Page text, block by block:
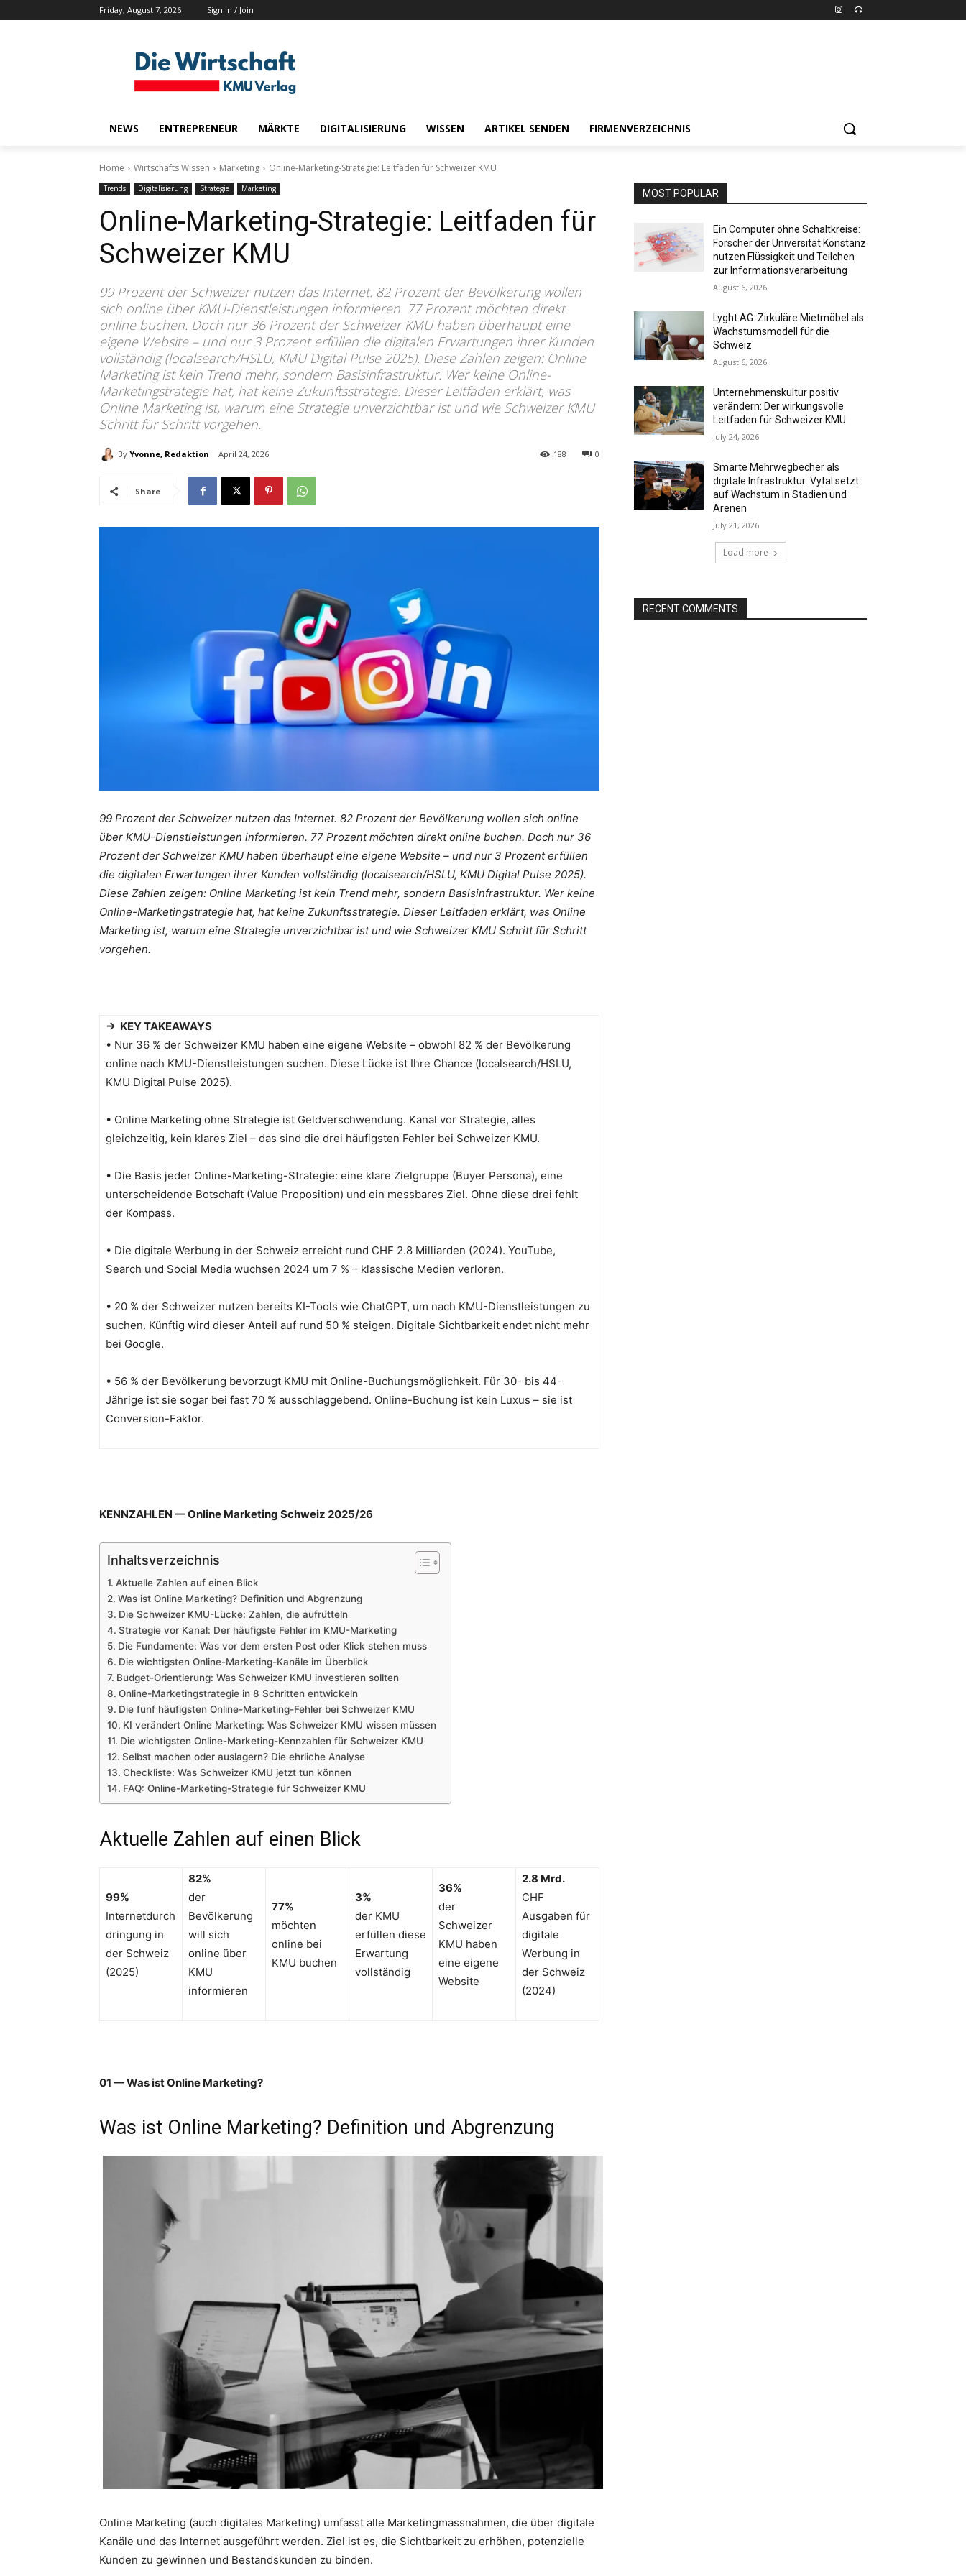
Friday, August 7, 2026 Sign in / Join
NEWS ENTREPRENEUR MÄRKTE DIGITALISIERUNG WISSEN ARTIKEL SENDEN FIRMENVERZEICHNIS
Home Wirtschafts Wissen Marketing Online-Marketing-Strategie: Leitfaden für Schweizer KMU
Trends Digitalisierung Strategie Marketing
Online-Marketing-Strategie: Leitfaden für
Schweizer KMU
99 Prozent der Schweizer nutzen das Internet. 82 Prozent der Bevölkerung wollen
sich online über KMU-Dienstleistungen informieren. 77 Prozent möchten direkt
online buchen. Doch nur 36 Prozent der Schweizer KMU haben überhaupt eine
eigene Website – und nur 3 Prozent erfüllen die digitalen Erwartungen ihrer Kunden
vollständig (localsearch/HSLU, KMU Digital Pulse 2025). Diese Zahlen zeigen: Online
Marketing ist kein Trend mehr, sondern Basisinfrastruktur. Wer keine Online-
Marketingstrategie hat, hat keine Zukunftsstrategie. Dieser Leitfaden erklärt, was
Online Marketing ist, warum eine Strategie unverzichtbar ist und wie Schweizer KMU
Schritt für Schritt vorgehen.
By Yvonne, Redaktion April 24, 2026 0
188
Share
99 Prozent der Schweizer nutzen das Internet. 82 Prozent der Bevölkerung wollen sich online
über KMU-Dienstleistungen informieren. 77 Prozent möchten direkt online buchen. Doch nur 36
Prozent der Schweizer KMU haben überhaupt eine eigene Website – und nur 3 Prozent erfüllen
die digitalen Erwartungen ihrer Kunden vollständig (localsearch/HSLU, KMU Digital Pulse 2025).
Diese Zahlen zeigen: Online Marketing ist kein Trend mehr, sondern Basisinfrastruktur. Wer keine
Online-Marketingstrategie hat, hat keine Zukunftsstrategie. Dieser Leitfaden erklärt, was Online
Marketing ist, warum eine Strategie unverzichtbar ist und wie Schweizer KMU Schritt für Schritt
vorgehen.
→ KEY TAKEAWAYS
• Nur 36 % der Schweizer KMU haben eine eigene Website – obwohl 82 % der Bevölkerung
online nach KMU-Dienstleistungen suchen. Diese Lücke ist Ihre Chance (localsearch/HSLU,
KMU Digital Pulse 2025).
• Online Marketing ohne Strategie ist Geldverschwendung. Kanal vor Strategie, alles
gleichzeitig, kein klares Ziel – das sind die drei häufigsten Fehler bei Schweizer KMU.
• Die Basis jeder Online-Marketing-Strategie: eine klare Zielgruppe (Buyer Persona), eine
unterscheidende Botschaft (Value Proposition) und ein messbares Ziel. Ohne diese drei fehlt
der Kompass.
• Die digitale Werbung in der Schweiz erreicht rund CHF 2.8 Milliarden (2024). YouTube,
Search und Social Media wuchsen 2024 um 7 % – klassische Medien verloren.
• 20 % der Schweizer nutzen bereits KI-Tools wie ChatGPT, um nach KMU-Dienstleistungen zu
suchen. Künftig wird dieser Anteil auf rund 50 % steigen. Digitale Sichtbarkeit endet nicht mehr
bei Google.
• 56 % der Bevölkerung bevorzugt KMU mit Online-Buchungsmöglichkeit. Für 30- bis 44-
Jährige ist sie sogar bei fast 70 % ausschlaggebend. Online-Buchung ist kein Luxus – sie ist
Conversion-Faktor.
KENNZAHLEN — Online Marketing Schweiz 2025/26
Inhaltsverzeichnis
Aktuelle Zahlen auf einen Blick
Was ist Online Marketing? Definition und Abgrenzung
Die Schweizer KMU-Lücke: Zahlen, die aufrütteln
Strategie vor Kanal: Der häufigste Fehler im KMU-Marketing
Die Fundamente: Was vor dem ersten Post oder Klick stehen muss
Die wichtigsten Online-Marketing-Kanäle im Überblick
Budget-Orientierung: Was Schweizer KMU investieren sollten
Online-Marketingstrategie in 8 Schritten entwickeln
Die fünf häufigsten Online-Marketing-Fehler bei Schweizer KMU
KI verändert Online Marketing: Was Schweizer KMU wissen müssen
Die wichtigsten Online-Marketing-Kennzahlen für Schweizer KMU
Selbst machen oder auslagern? Die ehrliche Analyse
Checkliste: Was Schweizer KMU jetzt tun können
FAQ: Online-Marketing-Strategie für Schweizer KMU
Aktuelle Zahlen auf einen Blick
99%
Internetdurch
dringung in
der Schweiz
(2025)
82%
der
Bevölkerung
will sich
online über
KMU
informieren
77%
möchten
online bei
KMU buchen
3%
der KMU
erfüllen diese
Erwartung
vollständig
36%
der
Schweizer
KMU haben
eine eigene
Website
2.8 Mrd.
CHF
Ausgaben für
digitale
Werbung in
der Schweiz
(2024)
01 — Was ist Online Marketing?
Was ist Online Marketing? Definition und Abgrenzung
Online Marketing (auch digitales Marketing) umfasst alle Marketingmassnahmen, die über digitale
Kanäle und das Internet ausgeführt werden. Ziel ist es, die Sichtbarkeit zu erhöhen, potenzielle
Kunden zu gewinnen und Bestandskunden zu binden.
MOST POPULAR
Ein Computer ohne Schaltkreise:
Forscher der Universität Konstanz
nutzen Flüssigkeit und Teilchen
zur Informationsverarbeitung
August 6, 2026
Lyght AG: Zirkuläre Mietmöbel als
Wachstumsmodell für die
Schweiz
August 6, 2026
Unternehmenskultur positiv
verändern: Der wirkungsvolle
Leitfaden für Schweizer KMU
July 24, 2026
Smarte Mehrwegbecher als
digitale Infrastruktur: Vytal setzt
auf Wachstum in Stadien und
Arenen
July 21, 2026
Load more
RECENT COMMENTS